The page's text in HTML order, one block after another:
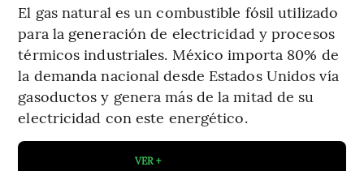
El gas natural es un combustible fósil utilizado
para la generación de electricidad y procesos
térmicos industriales. México importa 80% de
la demanda nacional desde Estados Unidos vía
gasoductos y genera más de la mitad de su
electricidad con este energético.
VER +